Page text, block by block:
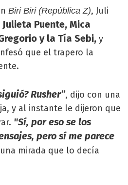
Biri Biri (República Z), Juli
Julieta Puente, Mica
y la Tía Sebi, y
que el trapero la
Rusher”, dijo con una
y al instante le dijeron que
"Sí, por eso se los
pero sí me parece
mirada que lo decía